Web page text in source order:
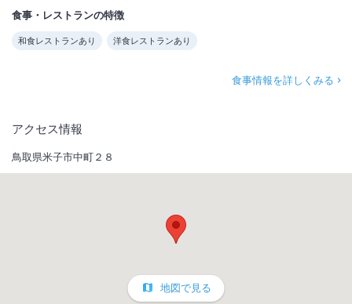
食事・レストランの特徴
和食レストランあり 洋食レストランあり
食事情報を詳しくみる
アクセス情報
鳥取県米子市中町２８
地図で見る